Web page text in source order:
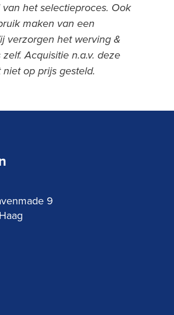
het selectieproces. Ook
maken van een
verzorgen het werving &
Acquisitie n.a.v. deze
op prijs gesteld.
9